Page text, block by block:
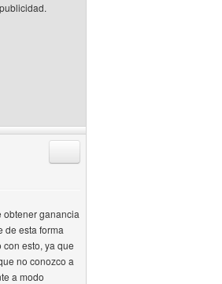
obtener ganancia
de esta forma
esto, ya que
no conozco a
a modo